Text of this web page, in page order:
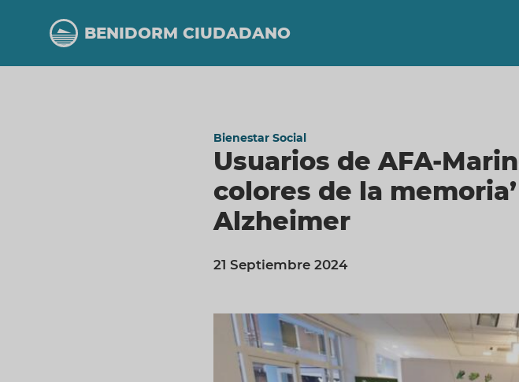
contenido
BENIDORM CIUDADANO
Bienestar Social
Usuarios de AFA-
colores de la
Alzheimer
21 Septiembre 2024